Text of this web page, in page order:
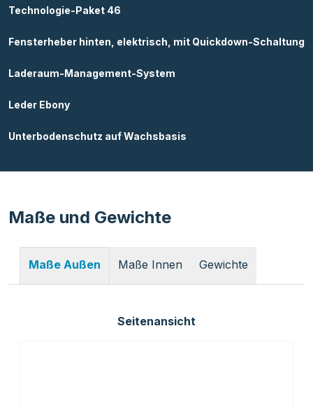
Technologie-Paket 46
Fensterheber hinten, elektrisch, mit Quickdown-Schaltung
Laderaum-Management-System
Leder Ebony
Unterbodenschutz auf Wachsbasis
Maße und Gewichte
Maße Außen Maße Innen Gewichte
Seitenansicht